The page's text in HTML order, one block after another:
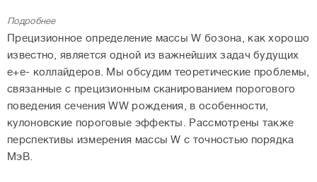
Подробнее
Прецизионное определение массы W бозона, как хорошо
известно, является одной из важнейших задач будущих
е+е- коллaйдеров. Мы обсудим теоретические проблемы,
связанные с прецизионным сканированием порогового
поведения сечения WW рождения, в особенности,
кулоновские пороговые эффекты. Рассмотрены также
перспективы измерения массы W с точностью порядка
МэВ.